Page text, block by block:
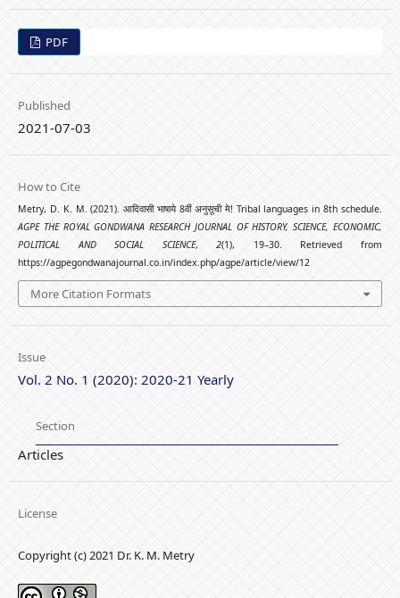
PDF
Published
2021-07-03
How to Cite
Metry, D. K. M. (2021). आदिवासी भाषाये 8वीं अनुसूची मे! Tribal languages in 8th schedule.
AGPE THE ROYAL GONDWANA RESEARCH JOURNAL OF HISTORY, SCIENCE, ECONOMIC,
POLITICAL AND SOCIAL SCIENCE,2(1), 19–30. Retrieved from
https://agpegondwanajournal.co.in/index.php/agpe/article/view/12
More Citation Formats
Issue
Vol. 2 No. 1 (2020): 2020-21 Yearly
Section
Articles
License
Copyright (c) 2021 Dr. K. M. Metry